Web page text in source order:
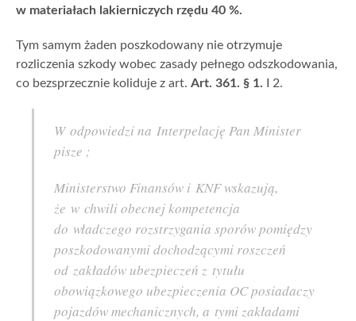
w materiałach lakierniczych rzędu 40 %.
Tym samym żaden poszkodowany nie otrzymuje
rozliczenia szkody wobec zasady pełnego odszkodowania,
co bezsprzecznie koliduje z art. Art. 361. § 1. I 2.
W odpowiedzi na Interpelację Pan Minister
pisze ;
Ministerstwo Finansów i KNF wskazują,
że w chwili obecnej kompetencja
do władczego rozstrzygania sporów pomiędzy
poszkodowanymi dochodzącymi roszczeń
od zakładów ubezpieczeń z tytułu
obowiązkowego ubezpieczenia OC posiadaczy
pojazdów mechanicznych, a tymi zakładami